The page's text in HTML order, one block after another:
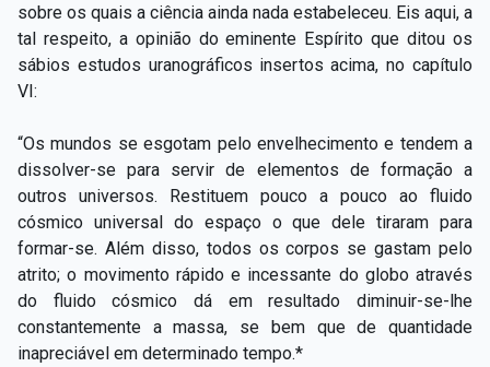
sobre os quais a ciência ainda nada estabeleceu. Eis aqui, a
tal respeito, a opinião do eminente Espírito que ditou os
sábios estudos uranográficos insertos acima, no capítulo
VI:
“Os mundos se esgotam pelo envelhecimento e tendem a
dissolver-­se para servir de elementos de formação a
outros universos. Restituem pouco a pouco ao fluido
cósmico universal do espaço o que dele tiraram para
formar-­se. Além disso, todos os corpos se gastam pelo
atrito; o movimento rápido e incessante do globo através
do fluido cósmico dá em resultado diminuir­-se-lhe
constantemente a massa, se bem que de quantidade
inapreciável em determinado tempo.*